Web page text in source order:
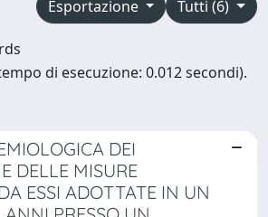
Tutti (6)
Esportazione
di esecuzione: 0.012 secondi).
DEI
DELLE MISURE
ESSI ADOTTATE IN UN